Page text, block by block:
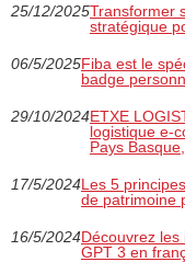
25/12/2025Transformer
stratégique
06/5/2025Fiba est le
badge
29/10/2024ETXE
logistique e-
Pays
17/5/2024Les 5
de patrimoine
16/5/2024Découvrez
GPT 3 en